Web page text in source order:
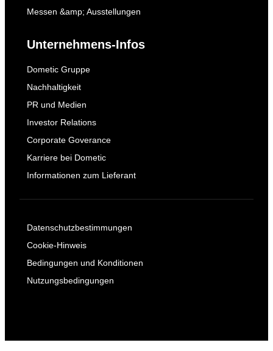
Messen &amp; Ausstellungen
Unternehmens-Infos
Dometic Gruppe
Nachhaltigkeit
PR und Medien
Investor Relations
Corporate Goverance
Karriere bei Dometic
Informationen zum Lieferant
Datenschutzbestimmungen
Cookie-Hinweis
Bedingungen und Konditionen
Nutzungsbedingungen